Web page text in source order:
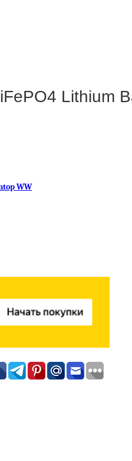
Lithium
WW